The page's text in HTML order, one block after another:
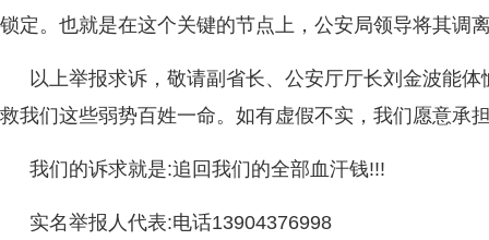
锁定。也就是在这个关键的节点上，公安局领导将其调
以上举报求诉，敬请副省长、公安厅厅长刘金波能
救我们这些弱势百姓一命。如有虚假不实，我们愿意承
我们的诉求就是:追回我们的全部血汗钱!!!
实名举报人代表:电话13904376998